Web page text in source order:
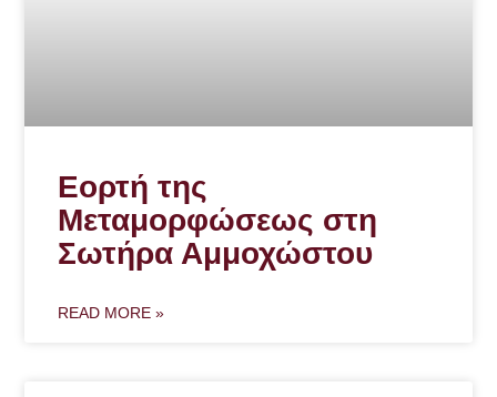
Εορτή της
Μεταμορφώσεως στη
Σωτήρα Αμμοχώστου
READ MORE »